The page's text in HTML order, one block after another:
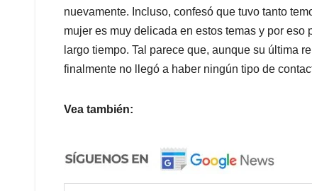
nuevamente. Incluso, confesó que tuvo tanto
mujer es muy delicada en estos temas y por
largo tiempo. Tal parece que, aunque su última
finalmente no llegó a haber ningún tipo de
Vea también: